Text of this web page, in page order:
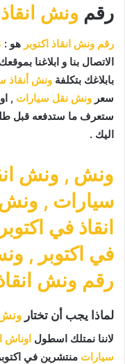
رقم ونش انقاذ
رقم ونش انقاذ اكتوبر هو :
الاتصال بنا و ابلاغنا
بابلاغك بتكلفة ونش أنقاذ
سعر ونش نقل سيارات ,
ستعرف ما ستدفعه قبل
اليك .
ونش , ونش
سيارات , ونش
انقاذ في اكتوبر
في اكتوبر ,
رقم ونش انقاذ
لماذا يجب أن تختار ونش
لاننا نمتلك اسطول اوناش
سيارات منتشرين في